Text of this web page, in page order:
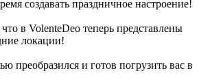
создавать праздничное настроение!
в VolenteDeo теперь представлены
локации!
преобразился и готов погрузить вас в